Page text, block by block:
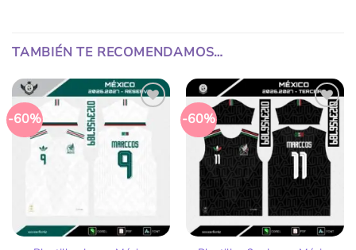
TAMBIÉN TE RECOMENDAMOS…
-60%
a la
lista
-60%
Añadir
a la
lista
de
deseos